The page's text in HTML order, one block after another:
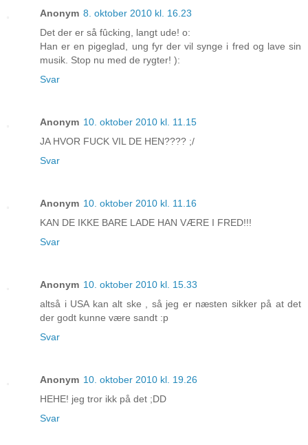
Anonym 8. oktober 2010 kl. 16.23
Det der er så fûcking, langt ude! o:
Han er en pigeglad, ung fyr der vil synge i fred og lave sin
musik. Stop nu med de rygter! ):
Svar
Anonym 10. oktober 2010 kl. 11.15
JA HVOR FUCK VIL DE HEN???? ;/
Svar
Anonym 10. oktober 2010 kl. 11.16
KAN DE IKKE BARE LADE HAN VÆRE I FRED!!!
Svar
Anonym 10. oktober 2010 kl. 15.33
altså i USA kan alt ske , så jeg er næsten sikker på at det
der godt kunne være sandt :p
Svar
Anonym 10. oktober 2010 kl. 19.26
HEHE! jeg tror ikk på det ;DD
Svar